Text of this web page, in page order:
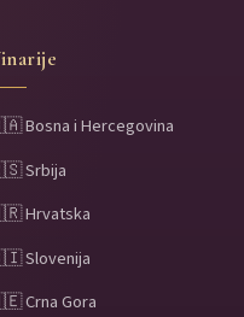
Bosna i Hercegovina
Srbija
Hrvatska
Slovenija
Crna Gora